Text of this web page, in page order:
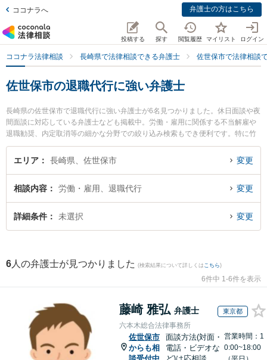
ココナラへ 弁護士の方はこちら
投稿する 探す 閲覧履歴 マイリスト ログイン
ココナラ法律相談 長崎県で法律相談できる弁護士 佐世保市で法律相談
佐世保市の退職代行に強い弁護士
長崎県の佐世保市で退職代行に強い弁護士が6名見つかりました。休日面談や夜
間面談に対応している弁護士なども掲載中。労働・雇用に関係する不当解雇や
退職勧奨、内定取消等の細かな分野での絞り込み検索もでき便利です。特に竹
口・堀法律事務所の竹口 将太弁護士や弁護士法人大村綜合法律事務所 早岐オフ
ィスの古市 寛弁護士、竹口・堀法律事務所の松田 貴史弁護士のプロフィール情
ブル解決の実績豊富な近くの弁護士を検索したい』『初回相談無料で退職代行
を法律相談できる佐世保市内の弁護士に相談予約したい』などでお困りの相談
者さんにおすすめです。
エリア 長崎県、佐世保市 変更
相談内容 労働・雇用、退職代行 変更
詳細条件 未選択 変更
6 人の弁護士が見つかりました (検索結果について詳しくは こちら)
6件中 1-6件を表示
藤崎 雅弘 弁護士 東京都
六本木総合法律事務所
佐世保市
からも相
談受付中
面談方法(対面・
電話・ビデオな
ど)は応相談
営業時間：1
0:00~18:00